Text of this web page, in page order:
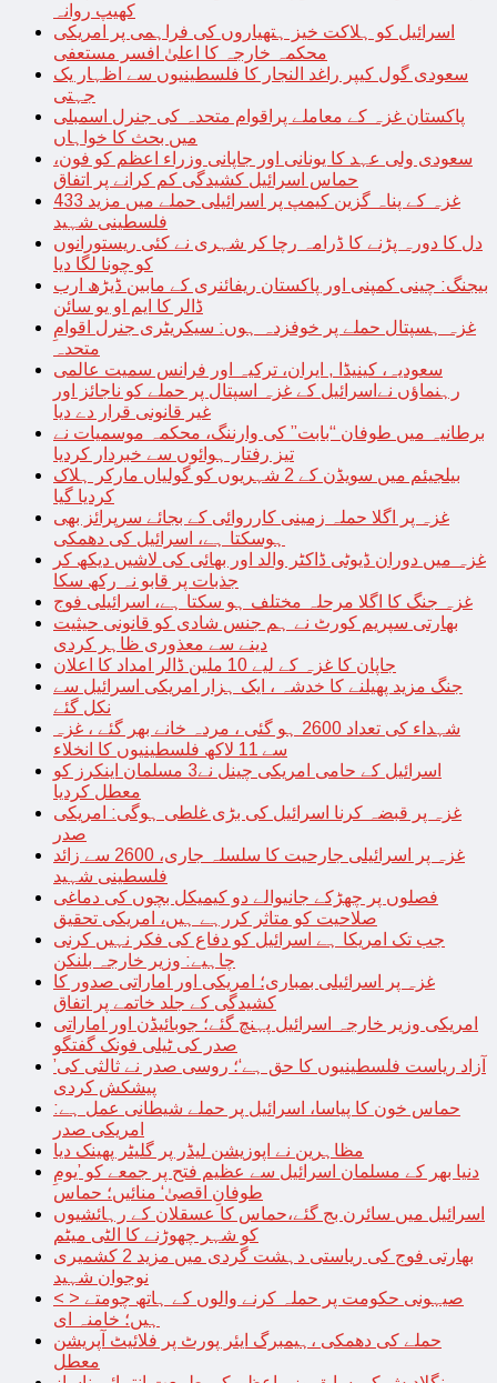
کھیپ روانہ
اسرائیل کو ہلاکت خیز ہتھیاروں کی فراہمی پر امریکی
محکمہ خارجہ کا اعلیٰ افسر مستعفی
سعودی گول کیپر راغد النجار کا فلسطینیوں سے اظہار یک
جہتی
پاکستان غزہ کے معاملے پراقوام متحدہ کی جنرل اسمبلی
میں بحث کا خواہاں
سعودی ولی عہد کا یونانی اور جاپانی وزراء اعظم کو فون،
حماس اسرائیل کشیدگی کم کرانے پر اتفاق
غزہ کے پناہ گزین کیمپ پر اسرائیلی حملے میں مزید 433
فلسطینی شہید
دل کا دورہ پڑنے کا ڈرامہ رچا کر شہری نے کئی ریستورانوں
کو چونا لگا دیا
بیجنگ: چینی کمپنی اور پاکستان ریفائنری کے مابین ڈیڑھ ارب
ڈالر کا ایم او یو سائن
غزہ ہسپتال حملے پر خوفزدہ ہوں: سیکریٹری جنرل اقوامِ
متحدہ
سعودیہ، کینیڈا , ایران، ترکیہ اور فرانس سمیت عالمی
رہنماؤں نےاسرائیل کے غزہ اسپتال پر حملے کو ناجائز اور
غیر قانونی قرار دے دیا
برطانیہ میں طوفان “بابت” کی وارننگ، محکمہ موسمیات نے
تیز رفتار ہوائوں سے خبردار کردیا
بیلجیئم میں سویڈن کے 2 شہریوں کو گولیاں مارکر ہلاک
کردیا گیا
غزہ پر اگلا حملہ زمینی کارروائی کے بجائے سرپرائز بھی
ہوسکتا ہے، اسرائیل کی دھمکی
غزہ میں دوران ڈیوٹی ڈاکٹر والد اور بھائی کی لاشیں دیکھ کر
جذبات پر قابو نہ رکھ سکا
غزہ جنگ کا اگلا مرحلہ مختلف ہو سکتا ہے، اسرائیلی فوج
بھارتی سپریم کورٹ نے ہم جنس شادی کو قانونی حیثیت
دینے سے معذوری ظاہر کردی
جاپان کا غزہ کے لیے 10 ملین ڈالر امداد کا اعلان
جنگ مزید پھیلنے کا خدشہ ، ایک ہزار امریکی اسرائیل سے
نکل گئے
شہداء کی تعداد 2600 ہو گئی ، مردہ خانے بھر گئے ، غزہ
سے 11 لاکھ فلسطینیوں کا انخلاء
اسرائیل کے حامی امریکی چینل نے3 مسلمان اینکرز کو
معطل کردیا
غزہ پر قبضہ کرنا اسرائیل کی بڑی غلطی ہوگی: امریکی
صدر
غزہ پر اسرائیلی جارحیت کا سلسلہ جاری، 2600 سے زائد
فلسطینی شہید
فصلوں پر چھڑکے جانیوالے دو کیمیکل بچوں کی دماغی
صلاحیت کو متاثر کررہے ہیں، امریکی تحقیق
جب تک امریکا ہے اسرائیل کو دفاع کی فکر نہیں کرنی
چاہیے: وزیر خارجہ بلنکن
غزہ پر اسرائیلی بمباری؛ امریکی اور اماراتی صدور کا
کشیدگی کے جلد خاتمے پر اتفاق
امریکی وزیر خارجہ اسرائیل پہنچ گئے؛ جوبائیڈن اور اماراتی
صدر کی ٹیلی فونک گفتگو
’آزاد ریاست فلسطینیوں کا حق ہے‘؛ روسی صدر نے ثالثی کی
پیشکش کردی
حماس خون کا پیاسا، اسرائیل پر حملے شیطانی عمل ہے:
امریکی صدر
مظاہرین نے اپوزیشن لیڈر پر گلیٹر پھینک دیا
دنیا بھر کے مسلمان اسرائیل سے عظیم فتح پر جمعے کو ’یومِ
طوفانِ اقصیٰ‘ منائیں؛ حماس
اسرائیل میں سائرن بج گئے،حماس کا عسقلان کے رہائشیوں
کو شہر چھوڑنے کا الٹی میٹم
بھارتی فوج کی ریاستی دہشت گردی میں مزید 2 کشمیری
نوجوان شہید
< > صیہونی حکومت پر حملہ کرنے والوں کے ہاتھ چومتے
ہیں؛ خامنہ ای
حملے کی دھمکی ،ہیمبرگ ایئر پورٹ پر فلائیٹ آپریشن
معطل